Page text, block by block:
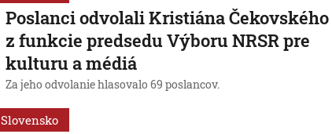
Poslanci odvolali Kristiána Čekovského
z funkcie predsedu Výboru NRSR pre
kulturu a médiá
Za jeho odvolanie hlasovalo 69 poslancov.
Slovensko